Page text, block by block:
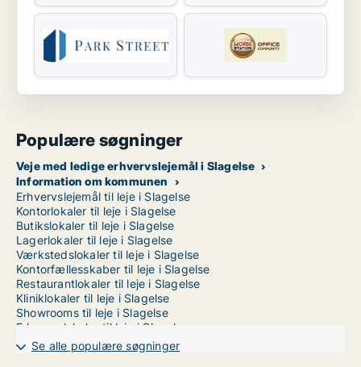
Populære søgninger
Veje med ledige erhvervslejemål i Slagelse
Information om kommunen
Erhvervslejemål til leje i Slagelse
Kontorlokaler til leje i Slagelse
Butikslokaler til leje i Slagelse
Lagerlokaler til leje i Slagelse
Værkstedslokaler til leje i Slagelse
Kontorfællesskaber til leje i Slagelse
Restaurantlokaler til leje i Slagelse
Kliniklokaler til leje i Slagelse
Showrooms til leje i Slagelse
Erhvervslokaler til leje i Slagelse
Erhvervsgrunde til leje i Slagelse
Garager til leje i Slagelse
Se alle populære søgninger